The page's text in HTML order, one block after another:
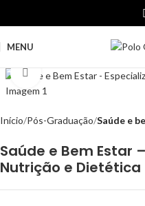
MENU
Clique para ampliar
Início Pós-Graduação Saúde e
Saúde e Bem Estar
Nutrição e Dietética